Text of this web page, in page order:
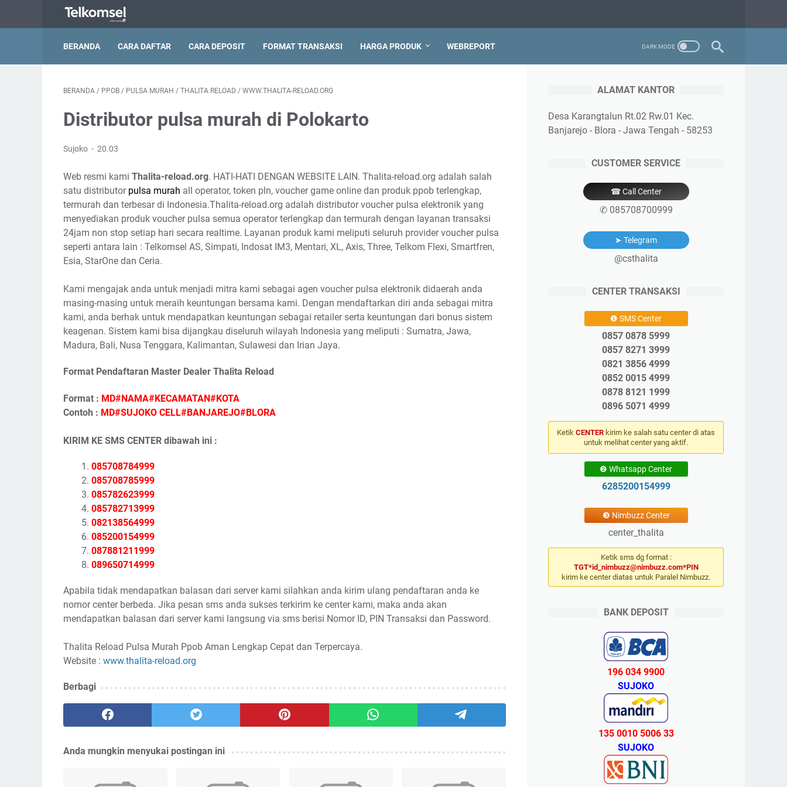
BERANDA CARA DAFTAR CARA DEPOSIT FORMAT TRANSAKSI HARGA PRODUK WEBREPORT
BERANDA / PPOB / PULSA MURAH / THALITA RELOAD / WWW.THALITA-RELOAD.ORG
Distributor pulsa murah di Polokarto
Sujoko 20.03
Web resmi kami Thalita-reload.org. HATI-HATI DENGAN WEBSITE LAIN. Thalita-reload.org adalah salah
satu distributor pulsa murah all operator, token pln, voucher game online dan produk ppob terlengkap,
termurah dan terbesar di Indonesia.Thalita-reload.org adalah distributor voucher pulsa elektronik yang
menyediakan produk voucher pulsa semua operator terlengkap dan termurah dengan layanan transaksi
24jam non stop setiap hari secara realtime. Layanan produk kami meliputi seluruh provider voucher pulsa
seperti antara lain : Telkomsel AS, Simpati, Indosat IM3, Mentari, XL, Axis, Three, Telkom Flexi, Smartfren,
Esia, StarOne dan Ceria.
Kami mengajak anda untuk menjadi mitra kami sebagai agen voucher pulsa elektronik didaerah anda
masing-masing untuk meraih keuntungan bersama kami. Dengan mendaftarkan diri anda sebagai mitra
kami, anda berhak untuk mendapatkan keuntungan sebagai retailer serta keuntungan dari bonus sistem
keagenan. Sistem kami bisa dijangkau diseluruh wilayah Indonesia yang meliputi : Sumatra, Jawa,
Madura, Bali, Nusa Tenggara, Kalimantan, Sulawesi dan Irian Jaya.
Format Pendaftaran Master Dealer Thalita Reload
Format : MD#NAMA#KECAMATAN#KOTA
Contoh : MD#SUJOKO CELL#BANJAREJO#BLORA
KIRIM KE SMS CENTER dibawah ini :
085708784999
085708785999
085782623999
085782713999
082138564999
085200154999
087881211999
089650714999
Apabila tidak mendapatkan balasan dari server kami silahkan anda kirim ulang pendaftaran anda ke
nomor center berbeda. Jika pesan sms anda sukses terkirim ke center kami, maka anda akan
mendapatkan balasan dari server kami langsung via sms berisi Nomor ID, PIN Transaksi dan Password.
Thalita Reload Pulsa Murah Ppob Aman Lengkap Cepat dan Terpercaya.
Website : www.thalita-reload.org
Berbagi
Anda mungkin menyukai postingan ini
ALAMAT KANTOR
Desa Karangtalun Rt.02 Rw.01 Kec.
Banjarejo - Blora - Jawa Tengah - 58253
CUSTOMER SERVICE
☎ Call Center
✆ 085708700999
➤ Telegram
@csthalita
CENTER TRANSAKSI
❶ SMS Center
0857 0878 5999
0857 8271 3999
0821 3856 4999
0852 0015 4999
0878 8121 1999
0896 5071 4999
Ketik CENTER kirim ke salah satu center di atas
untuk melihat center yang aktif.
❷ Whatsapp Center
6285200154999
❸ Nimbuzz Center
center_thalita
Ketik sms dg format :
TGT*id_nimbuzz@nimbuzz.com*PIN
kirim ke center diatas untuk Paralel Nimbuzz.
BANK DEPOSIT
196 034 9900
SUJOKO
135 0010 5006 33
SUJOKO